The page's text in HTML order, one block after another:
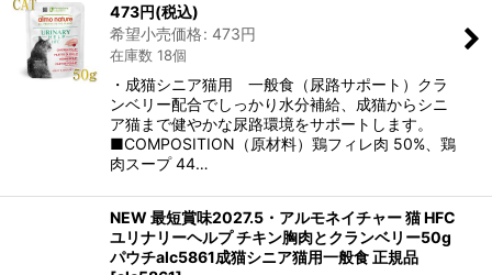
473円(税込)
希望小売価格: 473円
在庫数 18個
・成猫シニア猫用 一般食（尿路サポート）クラ
ンベリー配合でしっかり水分補給、成猫からシニ
ア猫まで健やかな尿路環境をサポートします。
■COMPOSITION（原材料）鶏フィレ肉 50%、鶏
肉スープ 44…
NEW 最短賞味2027.5・アルモネイチャー 猫 HFC
ユリナリーヘルプ チキン胸肉とクランベリー50g
パウチalc5861成猫シニア猫用一般食 正規品